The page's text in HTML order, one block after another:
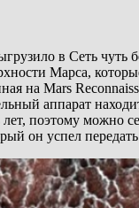
в Сеть чуть
Марса,
на Mars
аппарат
поэтому можно
он успел